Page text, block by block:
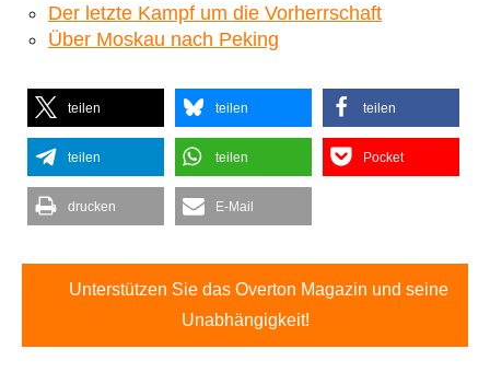
Der letzte Kampf um die Vorherrschaft
Über Moskau nach Peking
teilen teilen teilen
teilen teilen Pocket
drucken E-Mail
Unterstützen Sie das Overton Magazin und seine
Unabhängigkeit!